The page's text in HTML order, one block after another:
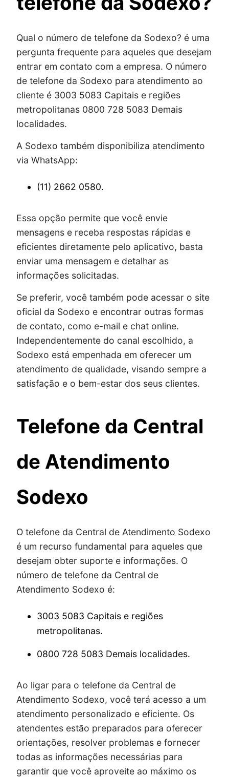
Qual o número de telefone da Sodexo? é uma
pergunta frequente para aqueles que desejam
entrar em contato com a empresa. O número
de telefone da Sodexo para atendimento ao
cliente é 3003 5083 Capitais e regiões
metropolitanas 0800 728 5083 Demais
localidades.
A Sodexo também disponibiliza atendimento
via WhatsApp:
(11) 2662 0580.
Essa opção permite que você envie
mensagens e receba respostas rápidas e
eficientes diretamente pelo aplicativo, basta
enviar uma mensagem e detalhar as
informações solicitadas.
Se preferir, você também pode acessar o site
oficial da Sodexo e encontrar outras formas
de contato, como e-mail e chat online.
Independentemente do canal escolhido, a
Sodexo está empenhada em oferecer um
atendimento de qualidade, visando sempre a
satisfação e o bem-estar dos seus clientes.
Telefone da Central
de Atendimento
Sodexo
O telefone da Central de Atendimento Sodexo
é um recurso fundamental para aqueles que
desejam obter suporte e informações. O
número de telefone da Central de
Atendimento Sodexo é:
3003 5083 Capitais e regiões
metropolitanas.
0800 728 5083 Demais localidades.
Ao ligar para o telefone da Central de
Atendimento Sodexo, você terá acesso a um
atendimento personalizado e eficiente. Os
atendentes estão preparados para oferecer
orientações, resolver problemas e fornecer
todas as informações necessárias para
garantir que você aproveite ao máximo os